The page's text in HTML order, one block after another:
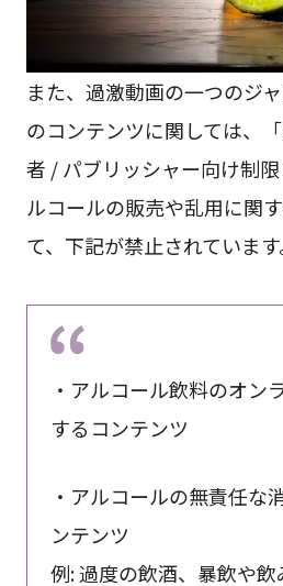
また、過激動画の一つのジ
のコンテンツに関しては、
者 / パブリッシャー向け制
ルコールの販売や乱用に関
て、下記が禁止されています
・アルコール飲料のオン
するコンテンツ
・アルコールの無責任な
ンテンツ
例: 過度の飲酒、暴飲や